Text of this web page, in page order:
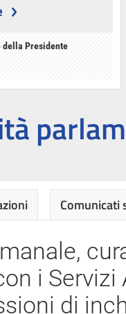
della Presidente
Comunicati
i
di